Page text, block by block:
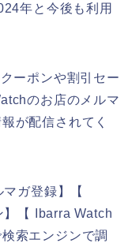
年と今後も利用
ーポンや割引セー
のお店のメルマ
が配信されてく
ガ登録】【
】【 Ibarra Watch
索エンジンで調